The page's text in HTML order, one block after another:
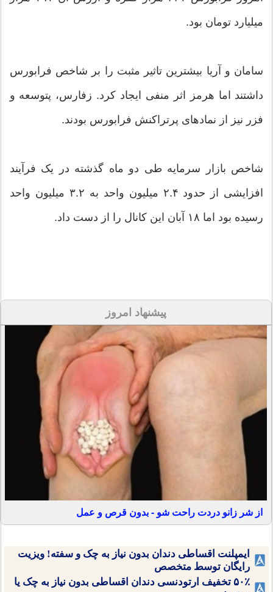
میلیارد تومان بود.
سامان و آریا بیشترین تاثیر مثبت را بر شاخص فرابورس
داشتند اما هرمز اثر منفی ایجاد کرد. زفارس، پتوسعه و
فزر نیز از نمادهای پرتراکنش فرابورس بودند.
شاخص بازار سرمایه طی دو ماه گذشته در یک فرآیند
افزایشی از حدود ۲.۴ میلیون واحد به ۳.۲ میلیون واحد
رسیده بود اما ۱۸ آبان این کانال را از دست داد.
پیشنهاد امروز
از شر زانو دردت راحت شو - بدون قرص و عمل
ایمپلنت اقساطی دندان بدون نیاز به چک و سفته! ویزیت
رایگان توسط متخصص
۵۰٪ تخفیف ارتودنسی دندان اقساطی بدون نیاز به چک یا